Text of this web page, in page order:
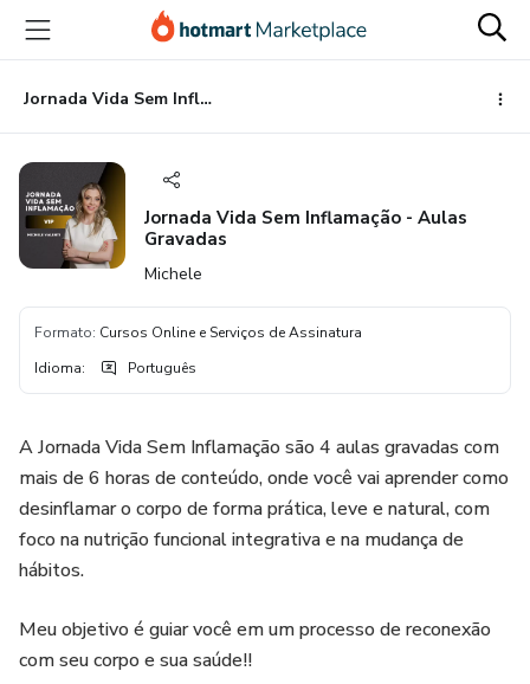
para
conteúdo
principal
para
pagamento
para
rodapé
Jornada Vida Sem Inflamação - Aulas Gravadas
Jornada Vida Sem Inflamação - Aulas
Gravadas
Michele
Formato: Cursos Online e Serviços de Assinatura
Idioma: Português
A Jornada Vida Sem Inflamação são 4 aulas gravadas com
mais de 6 horas de conteúdo, onde você vai aprender como
desinflamar o corpo de forma prática, leve e natural, com
foco na nutrição funcional integrativa e na mudança de
hábitos.
Meu objetivo é guiar você em um processo de reconexão
com seu corpo e sua saúde!!